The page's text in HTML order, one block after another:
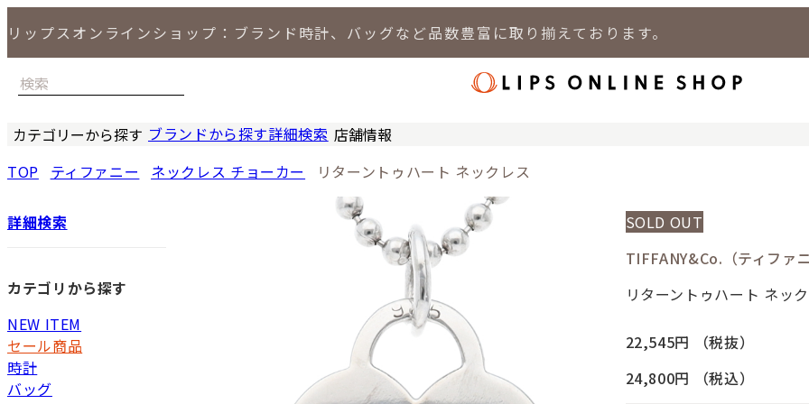
リップスオンラインショップ：ブランド時計、バッグなど品数豊富に取り揃えております。
カテゴリーから探す ブランドから探す詳細検索 店舗情報
TOP ティファニー ネックレス チョーカー リターントゥハート ネックレス
詳細検索
カテゴリから探す
NEW ITEM
セール商品
時計
バッグ
SOLD OUT
TIFFANY&Co.（ティファニ
リターントゥハート ネッ
22,545円
（税抜）
24,800円
（税込）